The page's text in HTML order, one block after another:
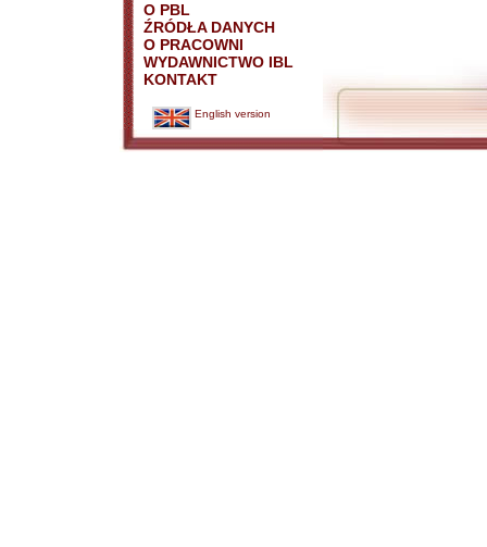
O PBL
ŹRÓDŁA DANYCH
O PRACOWNI
WYDAWNICTWO IBL
KONTAKT
English version